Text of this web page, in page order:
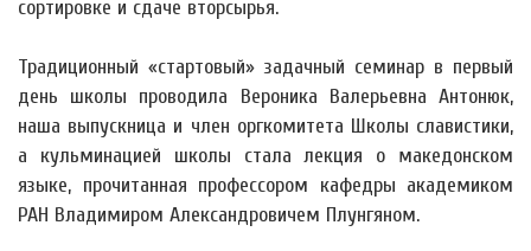
сортировке и сдаче вторсырья.
Традиционный «стартовый» задачный семинар в первый
день школы проводила Вероника Валерьевна Антонюк,
наша выпускница и член оргкомитета Школы славистики,
а кульминацией школы стала лекция о македонском
языке, прочитанная профессором кафедры академиком
РАН Владимиром Александровичем Плунгяном.